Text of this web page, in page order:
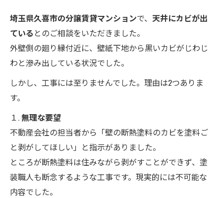
埼玉県久喜市の分譲賃貸マンションで、 天井にカビが出
ている とのご相談をいただきました。
外壁側の廻り縁付近に、壁紙下地から黒いカビがじわじ
わと滲み出している状況でした。
しかし、工事には至りませんでした。理由は2つありま
す。
１.無理な要望
不動産会社の担当者から「壁の断熱塗料のカビを塗料ご
と剥がしてほしい」と指示がありました。
ところが断熱塗料は住みながら剥がすことができず、塗
装職人も断念するような工事です。現実的には不可能な
内容でした。